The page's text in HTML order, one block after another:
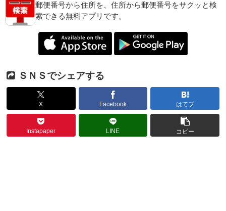
郵便番号から住所を、住所から郵便番号をサクッと検
索できる無料アプリです。
ＳＮＳでシェアする
X Facebook はてブ
Instapaper LINE コピー